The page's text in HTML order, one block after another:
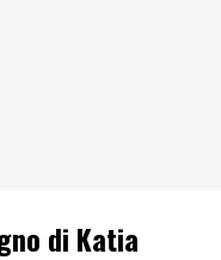
di Katia